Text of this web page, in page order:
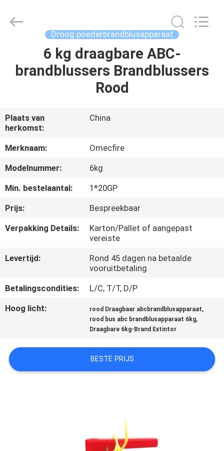
VIDEOS
ONGEVEER
ONS
KWALITEITSCONTROLE
CONTACTEER
NIEUWS
VERZOEK
OM EEN
CITAAT
PRIVACYBELEID
Droog poederbrandblusapparaat
6 kg draagbare ABC-
brandblussers Brandblussers
Rood
Plaats van
herkomst:
China
Merknaam:
Omecfire
Modelnummer:
6kg
Min. bestelaantal:
1*20GP
Prijs:
Bespreekbaar
Verpakking Details:
Karton/Pallet of aangepast
vereiste
Levertijd:
Rond 45 dagen na betaalde
vooruitbetaling
Betalingscondities:
L/C, T/T, D/P
Hoog licht:
rood Draagbaar abcbrandblusapparaat,
rood bus abc brandblusapparaat 6kg,
Draagbare 6kg-Brand Extintor
BESTE PRIJS